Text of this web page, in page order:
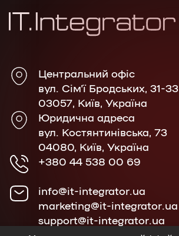
Центральний офіс
вул. Сім'ї Бродських, 31-33
03057, Київ, Україна
Юридична адреса
вул. Костянтинівська, 73
04080, Київ, Україна
+380 44 538 00 69
info@it-integrator.ua
marketing@it-integrator.ua
support@it-integrator.ua